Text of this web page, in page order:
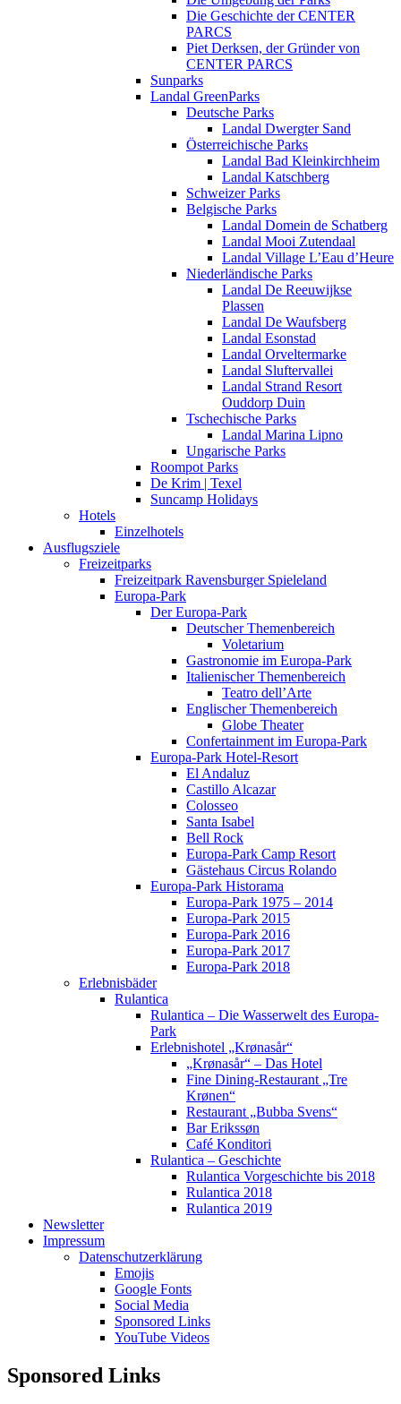
Die Geschichte der CENTER
PARCS
Piet Derksen, der Gründer von
CENTER PARCS
Sunparks
Landal GreenParks
Deutsche Parks
Landal Dwergter Sand
Österreichische Parks
Landal Bad Kleinkirchheim
Landal Katschberg
Schweizer Parks
Belgische Parks
Landal Domein de Schatberg
Landal Mooi Zutendaal
Landal Village L’Eau d’Heure
Niederländische Parks
Landal De Reeuwijkse
Plassen
Landal De Waufsberg
Landal Esonstad
Landal Orveltermarke
Landal Sluftervallei
Landal Strand Resort
Ouddorp Duin
Tschechische Parks
Landal Marina Lipno
Ungarische Parks
Roompot Parks
De Krim | Texel
Suncamp Holidays
Hotels
Einzelhotels
Ausflugsziele
Freizeitparks
Freizeitpark Ravensburger Spieleland
Europa-Park
Der Europa-Park
Deutscher Themenbereich
Voletarium
Gastronomie im Europa-Park
Italienischer Themenbereich
Teatro dell’Arte
Englischer Themenbereich
Globe Theater
Confertainment im Europa-Park
Europa-Park Hotel-Resort
El Andaluz
Castillo Alcazar
Colosseo
Santa Isabel
Bell Rock
Europa-Park Camp Resort
Gästehaus Circus Rolando
Europa-Park Historama
Europa-Park 1975 – 2014
Europa-Park 2015
Europa-Park 2016
Europa-Park 2017
Europa-Park 2018
Erlebnisbäder
Rulantica
Rulantica – Die Wasserwelt des Europa-
Park
Erlebnishotel „Krønasår“
„Krønasår“ – Das Hotel
Fine Dining-Restaurant „Tre
Krønen“
Restaurant „Bubba Svens“
Bar Erikssøn
Café Konditori
Rulantica – Geschichte
Rulantica Vorgeschichte bis 2018
Rulantica 2018
Rulantica 2019
Newsletter
Impressum
Datenschutzerklärung
Emojis
Google Fonts
Social Media
Sponsored Links
YouTube Videos
Sponsored Links